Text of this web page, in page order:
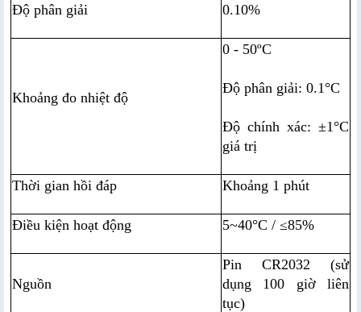
Độ phân giải 0.10%
Khoảng đo nhiệt độ
0 - 50ºC
Độ phân giải: 0.1°C
Độ chính xác: ±1°C
giá trị
Thời gian hồi đáp Khoảng 1 phút
Điều kiện hoạt động 5~40°C / ≤85%
Nguồn
Pin CR2032 (sử
dụng 100 giờ liên
tục)